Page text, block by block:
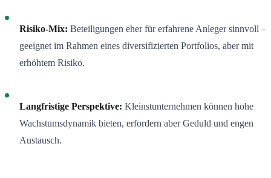
Risiko-Mix: Beteiligungen eher für erfahrene Anleger sinnvoll –
geeignet im Rahmen eines diversifizierten Portfolios, aber mit
erhöhtem Risiko.
Langfristige Perspektive: Kleinstunternehmen können hohe
Wachstumsdynamik bieten, erfordern aber Geduld und engen
Austausch.